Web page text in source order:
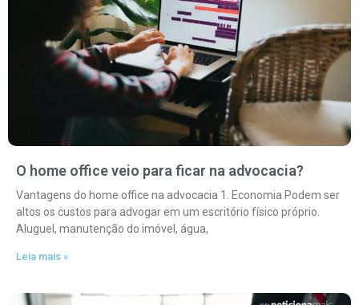
O home office veio para ficar na advocacia?
Vantagens do home office na advocacia 1. Economia Podem ser
altos os custos para advogar em um escritório físico próprio.
Aluguel, manutenção do imóvel, água,
Leia mais »